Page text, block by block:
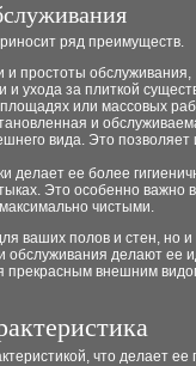
ряд преимуществ.
и простоты обслуживания,
и ухода за плиткой
или массовых
и
вида. Это позволяет
делает ее более
Это особенно важно
чистыми.
ваших полов и стен, но и
обслуживания делают ее
внешним
что делает